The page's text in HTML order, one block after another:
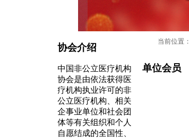
协会介绍
中国非公立医疗机构
协会是由依法获得医
疗机构执业许可的非
公立医疗机构、相关
企事业单位和社会团
体等有关组织和个人
自愿结成的全国性、
当前位置：
单位会员